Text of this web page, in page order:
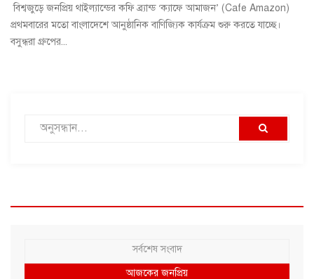
বিশ্বজুড়ে জনপ্রিয় থাইল্যান্ডের কফি ব্র্যান্ড ‘ক্যাফে আমাজন’ (Cafe Amazon)
প্রথমবারের মতো বাংলাদেশে আনুষ্ঠানিক বাণিজ্যিক কার্যক্রম শুরু করতে যাচ্ছে।
বসুন্ধরা গ্রুপের...
সর্বশেষ সংবাদ
আজকের জনপ্রিয়